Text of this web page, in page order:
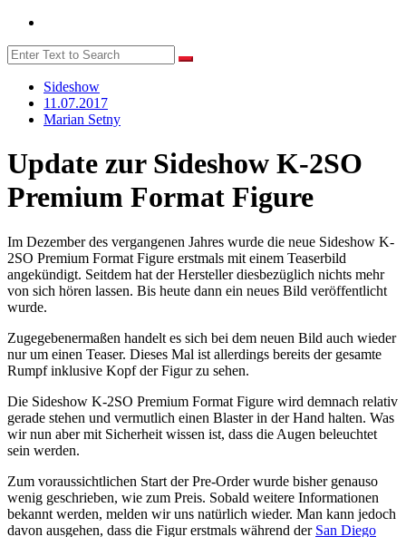
Sideshow
11.07.2017
Marian Setny
Update zur Sideshow K-2SO
Premium Format Figure
Im Dezember des vergangenen Jahres wurde die neue Sideshow K-
2SO Premium Format Figure erstmals mit einem Teaserbild
angekündigt. Seitdem hat der Hersteller diesbezüglich nichts mehr
von sich hören lassen. Bis heute dann ein neues Bild veröffentlicht
wurde.
Zugegebenermaßen handelt es sich bei dem neuen Bild auch wieder
nur um einen Teaser. Dieses Mal ist allerdings bereits der gesamte
Rumpf inklusive Kopf der Figur zu sehen.
Die Sideshow K-2SO Premium Format Figure wird demnach relativ
gerade stehen und vermutlich einen Blaster in der Hand halten. Was
wir nun aber mit Sicherheit wissen ist, dass die Augen beleuchtet
sein werden.
Zum voraussichtlichen Start der Pre-Order wurde bisher genauso
wenig geschrieben, wie zum Preis. Sobald weitere Informationen
bekannt werden, melden wir uns natürlich wieder. Man kann jedoch
davon ausgehen, dass die Figur erstmals während der San Diego